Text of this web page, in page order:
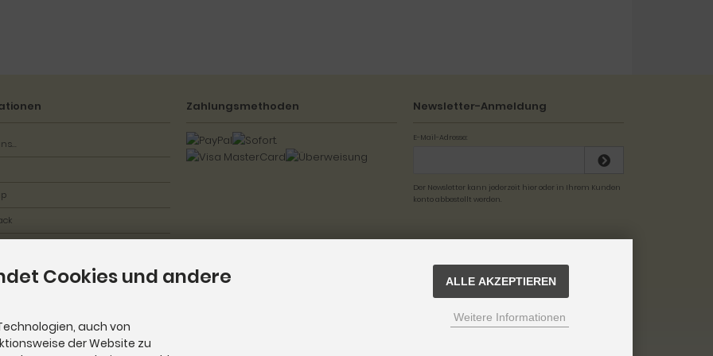
Zahlungsmethoden Newsletter-Anmeldung
E-Mail-Adresse:
Der Newsletter kann jederzeit hier oder in Ihrem Kunden
konto abbestellt werden.
Cookies und andere
auch von
der Website zu
ALLE AKZEPTIEREN
Weitere Informationen